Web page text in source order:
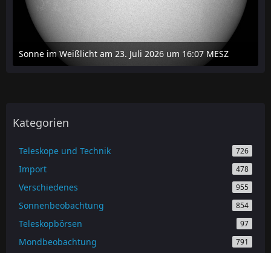
Sonne im Weißlicht am 23. Juli 2026 um 16:07 MESZ
24. Juli 2026 um 20:42
Kategorien
Teleskope und Technik 726
Import 478
Verschiedenes 955
Sonnenbeobachtung 854
Teleskopbörsen 97
Mondbeobachtung 791